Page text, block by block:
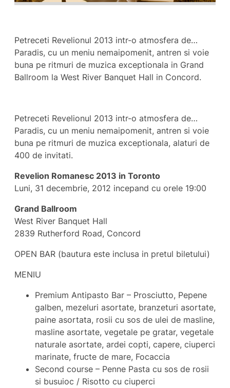
Petreceti Revelionul 2013 intr-o atmosfera de…
Paradis, cu un meniu nemaipomenit, antren si voie
buna pe ritmuri de muzica exceptionala in Grand
Ballroom la West River Banquet Hall in Concord.
Petreceti Revelionul 2013 intr-o atmosfera de…
Paradis, cu un meniu nemaipomenit, antren si voie
buna pe ritmuri de muzica exceptionala, alaturi de
400 de invitati.
Revelion Romanesc 2013 in Toronto
Luni, 31 decembrie, 2012 incepand cu orele 19:00
Grand Ballroom
West River Banquet Hall
2839 Rutherford Road, Concord
OPEN BAR (bautura este inclusa in pretul biletului)
MENIU
Premium Antipasto Bar – Prosciutto, Pepene
galben, mezeluri asortate, branzeturi asortate,
paine asortata, rosii cu sos de ulei de masline,
masline asortate, vegetale pe gratar, vegetale
naturale asortate, ardei copti, capere, ciuperci
marinate, fructe de mare, Focaccia
Second course – Penne Pasta cu sos de rosii
si busuioc / Risotto cu ciuperci